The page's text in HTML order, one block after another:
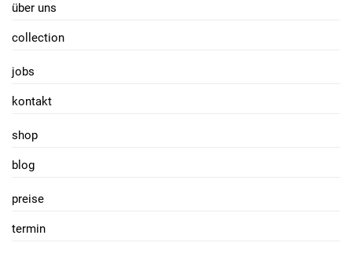
über uns
collection
jobs
kontakt
shop
blog
preise
termin